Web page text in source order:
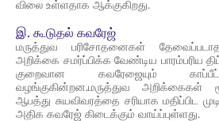
விலை உள்ளதாக ஆக்குகிறது.
இ. கூடுதல் கவரேஜ்
மருத்துவ பரிசோதனைகள்
அறிக்கை சமர்ப்பிக்க வேண்டிய பாரம்பரிய
குறைவான கவரேஜையும்
வழங்குகின்றன.மருத்துவ அறிக்கைகள்
ஆபத்து சுயவிவரத்தை சரியாக மதிப்பிட
அதிக கவரேஜ் கிடைக்கும் வாய்ப்புள்ளது.